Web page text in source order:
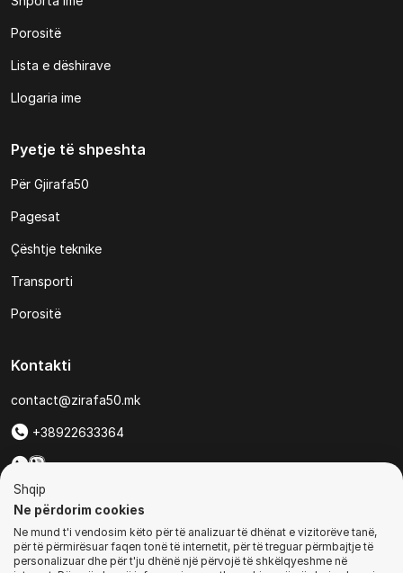
Porositë
Lista e dëshirave
Llogaria ime
Pyetje të shpeshta
Për Gjirafa50
Pagesat
Çështje teknike
Transporti
Porositë
Kontakti
contact@zirafa50.mk
+38922633364
Për kërkesa të ofertave:
b2b@zirafa50.mk
Jadranska Magistrala No. 86, Skopje, North Macedonia
Shqip
Ne përdorim cookies
Ne mund t'i vendosim këto për të analizuar të dhënat e vizitorëve tanë,
për të përmirësuar faqen tonë të internetit, për të treguar përmbajtje të
personalizuar dhe për t'ju dhënë një përvojë të shkëlqyeshme në